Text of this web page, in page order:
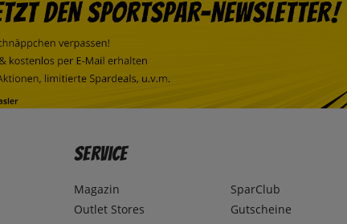
Service
Magazin
Outlet Stores
SparClub
Gutscheine